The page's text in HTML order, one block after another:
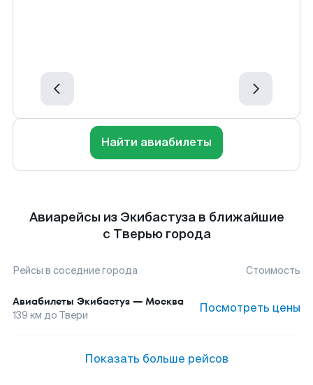
Найти авиабилеты
Авиарейсы из Экибастуза в ближайшие
с Тверью города
Рейсы в соседние города Стоимость
Авиабилеты Экибастуз — Москва
139 км до Твери Посмотреть цены
Показать больше рейсов